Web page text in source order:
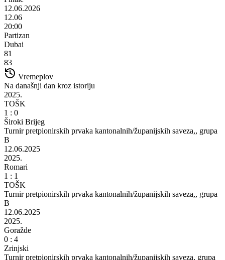
12.06.2026
12.06
20:00
Partizan
Dubai
81
83
Vremeplov
Na današnji dan kroz istoriju
2025.
TOŠK
1 : 0
Široki Brijeg
Turnir pretpionirskih prvaka kantonalnih/županijskih saveza,, grupa
B
12.06.2025
2025.
Romari
1 : 1
TOŠK
Turnir pretpionirskih prvaka kantonalnih/županijskih saveza,, grupa
B
12.06.2025
2025.
Goražde
0 : 4
Zrinjski
Turnir pretpionirskih prvaka kantonalnih/županijskih saveza, grupa